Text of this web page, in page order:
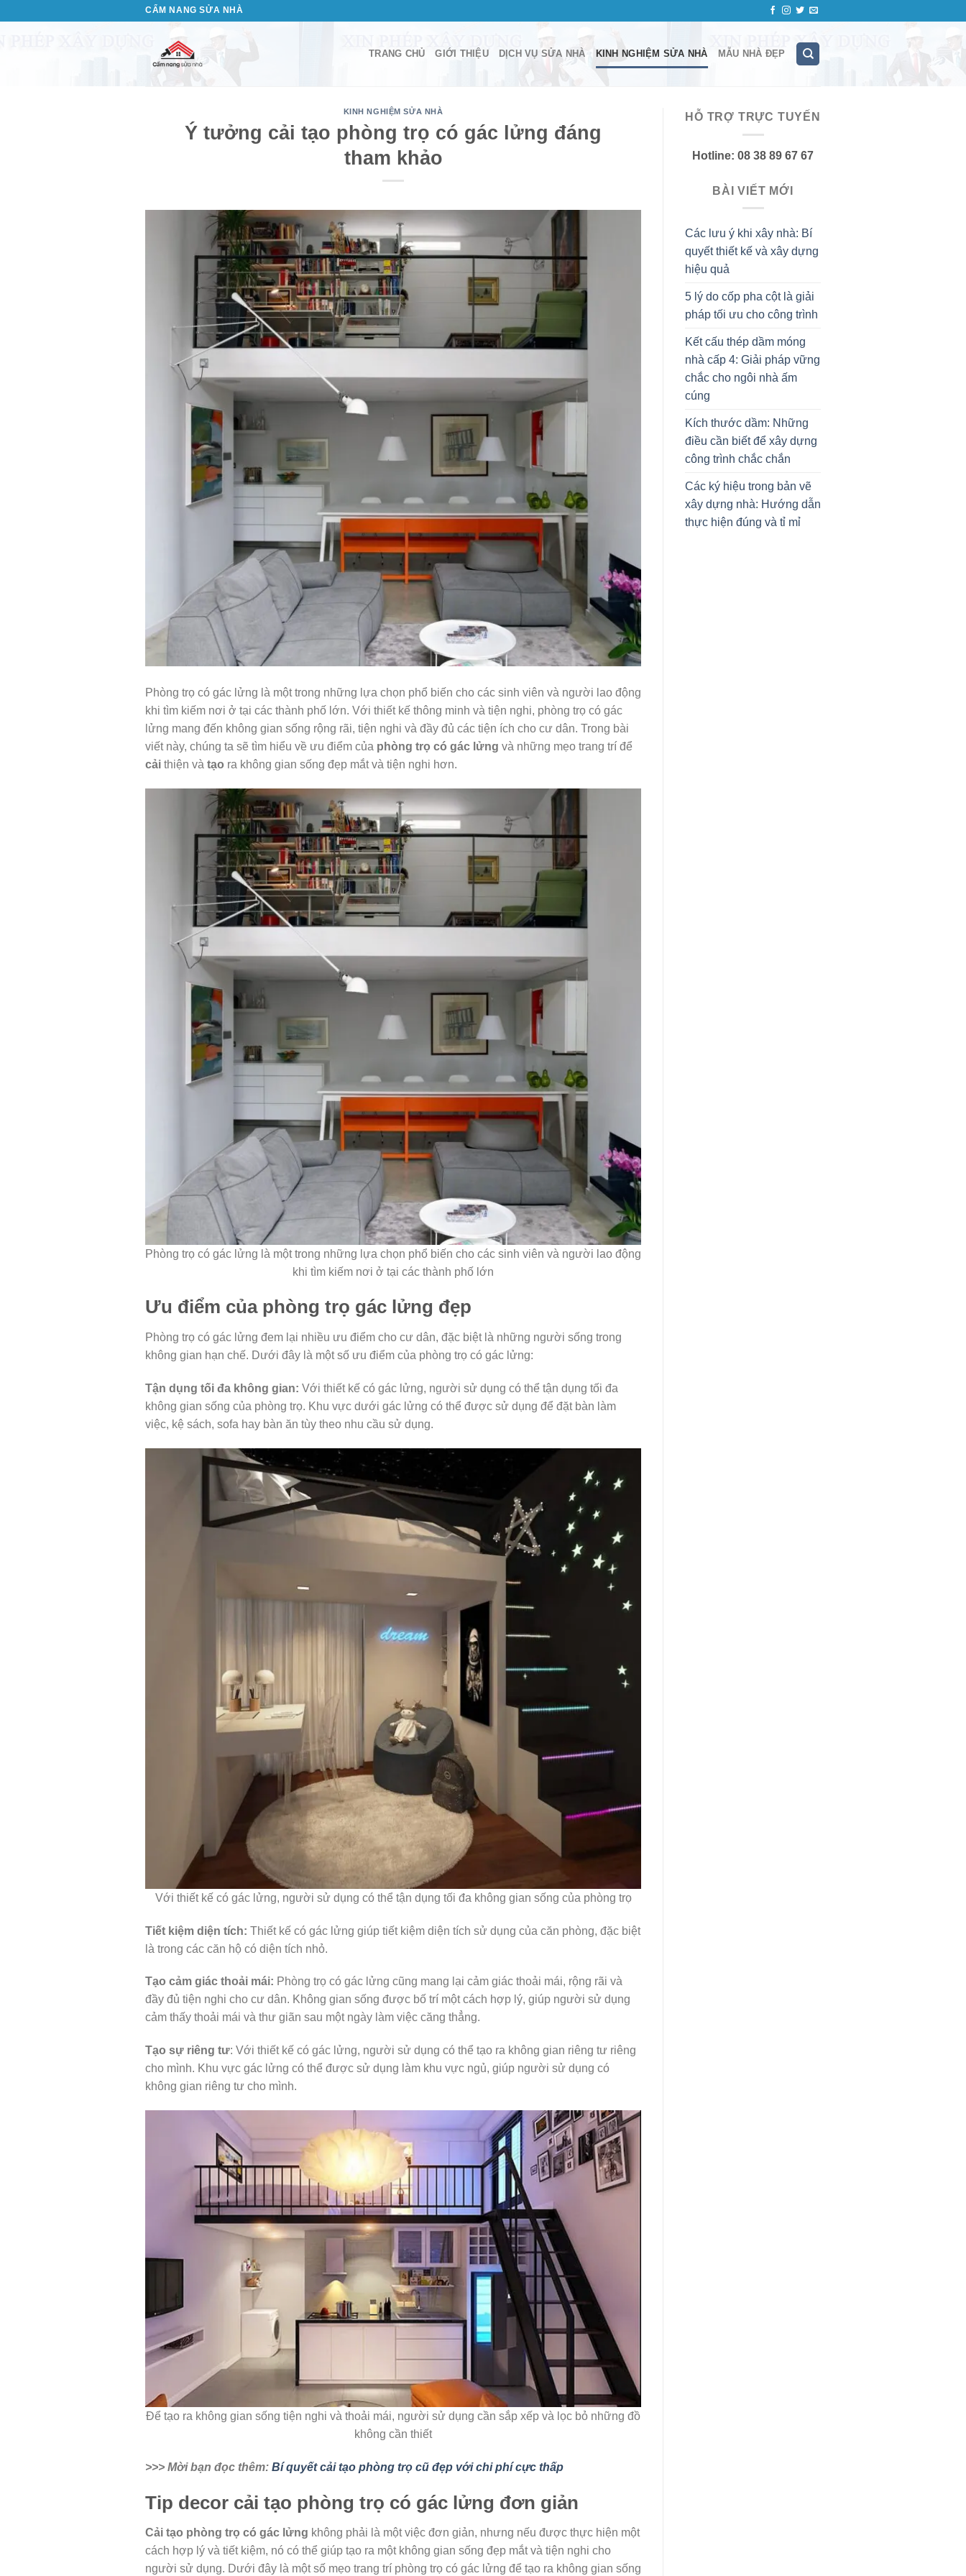
CẨM NANG SỬA NHÀ
TRANG CHỦ GIỚI THIỆU DỊCH VỤ SỬA NHÀ KINH NGHIỆM SỬA NHÀ MẪU NHÀ ĐẸP
KINH NGHIỆM SỬA NHÀ
Ý tưởng cải tạo phòng trọ có gác lửng đáng
tham khảo
Phòng trọ có gác lửng là một trong những lựa chọn phổ biến cho các sinh viên và người lao động
khi tìm kiếm nơi ở tại các thành phố lớn. Với thiết kế thông minh và tiện nghi, phòng trọ có gác
lửng mang đến không gian sống rộng rãi, tiện nghi và đầy đủ các tiện ích cho cư dân. Trong bài
viết này, chúng ta sẽ tìm hiểu về ưu điểm của phòng trọ có gác lửng và những mẹo trang trí để
cải thiện và tạo ra không gian sống đẹp mắt và tiện nghi hơn.
Phòng trọ có gác lửng là một trong những lựa chọn phổ biến cho các sinh viên và người lao động
khi tìm kiếm nơi ở tại các thành phố lớn
Ưu điểm của phòng trọ gác lửng đẹp
Phòng trọ có gác lửng đem lại nhiều ưu điểm cho cư dân, đặc biệt là những người sống trong
không gian hạn chế. Dưới đây là một số ưu điểm của phòng trọ có gác lửng:
Tận dụng tối đa không gian: Với thiết kế có gác lửng, người sử dụng có thể tận dụng tối đa
không gian sống của phòng trọ. Khu vực dưới gác lửng có thể được sử dụng để đặt bàn làm
việc, kệ sách, sofa hay bàn ăn tùy theo nhu cầu sử dụng.
Với thiết kế có gác lửng, người sử dụng có thể tận dụng tối đa không gian sống của phòng trọ
Tiết kiệm diện tích: Thiết kế có gác lửng giúp tiết kiệm diện tích sử dụng của căn phòng, đặc biệt
là trong các căn hộ có diện tích nhỏ.
Tạo cảm giác thoải mái: Phòng trọ có gác lửng cũng mang lại cảm giác thoải mái, rộng rãi và
đầy đủ tiện nghi cho cư dân. Không gian sống được bố trí một cách hợp lý, giúp người sử dụng
cảm thấy thoải mái và thư giãn sau một ngày làm việc căng thẳng.
Tạo sự riêng tư: Với thiết kế có gác lửng, người sử dụng có thể tạo ra không gian riêng tư riêng
cho mình. Khu vực gác lửng có thể được sử dụng làm khu vực ngủ, giúp người sử dụng có
không gian riêng tư cho mình.
Để tạo ra không gian sống tiện nghi và thoải mái, người sử dụng cần sắp xếp và lọc bỏ những đồ
không cần thiết
>>> Mời bạn đọc thêm: Bí quyết cải tạo phòng trọ cũ đẹp với chi phí cực thấp
Tip decor cải tạo phòng trọ có gác lửng đơn giản
Cải tạo phòng trọ có gác lửng không phải là một việc đơn giản, nhưng nếu được thực hiện một
cách hợp lý và tiết kiệm, nó có thể giúp tạo ra một không gian sống đẹp mắt và tiện nghi cho
người sử dụng. Dưới đây là một số mẹo trang trí phòng trọ có gác lửng để tạo ra không gian sống
HỖ TRỢ TRỰC TUYẾN
Hotline: 08 38 89 67 67
BÀI VIẾT MỚI
Các lưu ý khi xây nhà: Bí
quyết thiết kế và xây dựng
hiệu quả
5 lý do cốp pha cột là giải
pháp tối ưu cho công trình
Kết cấu thép dầm móng
nhà cấp 4: Giải pháp vững
chắc cho ngôi nhà ấm
cúng
Kích thước dầm: Những
điều cần biết để xây dựng
công trình chắc chắn
Các ký hiệu trong bản vẽ
xây dựng nhà: Hướng dẫn
thực hiện đúng và tỉ mỉ